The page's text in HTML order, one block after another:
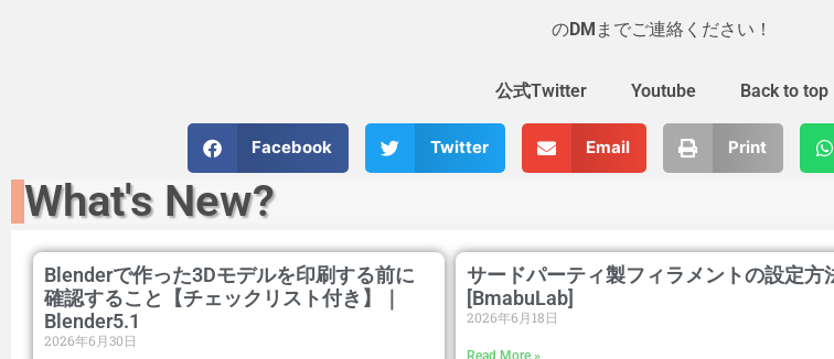
のDM までご連絡ください！
公式Twitter Youtube Back to top
Facebook Twitter Email Print
What's New?
Blenderで作った3Dモデルを印刷する前に
確認すること【チェックリスト付き】｜
Blender5.1
2026年6月30日
サードパーティ製フィラメントの設定方
[BmabuLab]
2026年6月18日
Read More »